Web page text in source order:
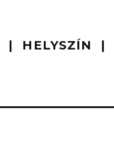
HELYSZÍN